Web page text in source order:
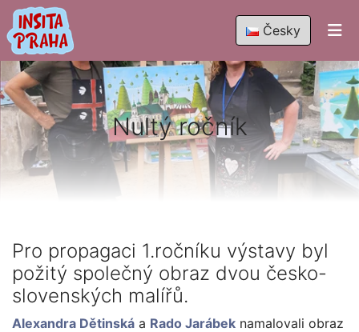
Česky
Nultý ročník
Pro propagaci 1.ročníku výstavy byl
požitý společný obraz dvou česko-
slovenských malířů.
Alexandra Dětinská a Rado Jarábek namalovali obraz